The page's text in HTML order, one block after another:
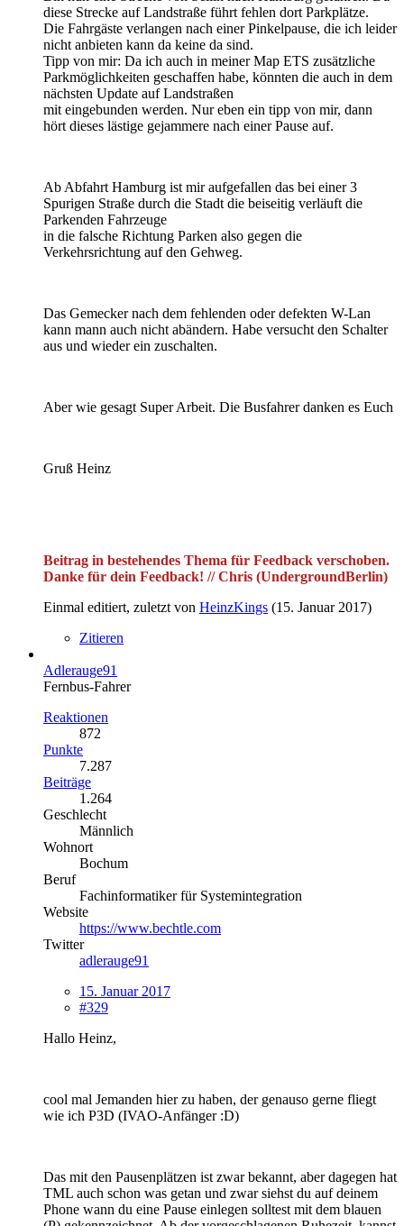
diese Strecke auf Landstraße führt fehlen dort Parkplätze.
Die Fahrgäste verlangen nach einer Pinkelpause, die ich leider
nicht anbieten kann da keine da sind.
Tipp von mir: Da ich auch in meiner Map ETS zusätzliche
Parkmöglichkeiten geschaffen habe, könnten die auch in dem
nächsten Update auf Landstraßen
mit eingebunden werden. Nur eben ein tipp von mir, dann
hört dieses lästige gejammere nach einer Pause auf.
Ab Abfahrt Hamburg ist mir aufgefallen das bei einer 3
Spurigen Straße durch die Stadt die beiseitig verläuft die
Parkenden Fahrzeuge
in die falsche Richtung Parken also gegen die
Verkehrsrichtung auf den Gehweg.
Das Gemecker nach dem fehlenden oder defekten W-Lan
kann mann auch nicht abändern. Habe versucht den Schalter
aus und wieder ein zuschalten.
Aber wie gesagt Super Arbeit. Die Busfahrer danken es Euch
Gruß Heinz
Beitrag in bestehendes Thema für Feedback verschoben.
Danke für dein Feedback! // Chris (UndergroundBerlin)
Einmal editiert, zuletzt von HeinzKings (15. Januar 2017)
Zitieren
Adlerauge91
Fernbus-Fahrer
Reaktionen
872
Punkte
7.287
Beiträge
1.264
Geschlecht
Männlich
Wohnort
Bochum
Beruf
Fachinformatiker für Systemintegration
Website
https://www.bechtle.com
Twitter
adlerauge91
15. Januar 2017
#329
Hallo Heinz,
cool mal Jemanden hier zu haben, der genauso gerne fliegt
wie ich P3D (IVAO-Anfänger :D)
Das mit den Pausenplätzen ist zwar bekannt, aber dagegen hat
TML auch schon was getan und zwar siehst du auf deinem
Phone wann du eine Pause einlegen solltest mit dem blauen